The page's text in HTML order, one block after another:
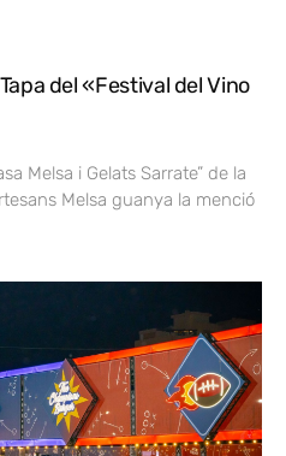
del «Festival del Vino
Melsa i Gelats Sarrate” de la
Melsa guanya la menció